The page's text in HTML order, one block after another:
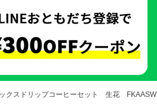
クスドリップコーヒーセット 生花 FKAASW